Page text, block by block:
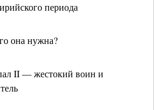
периода
она нужна?
II — жестокий воин и